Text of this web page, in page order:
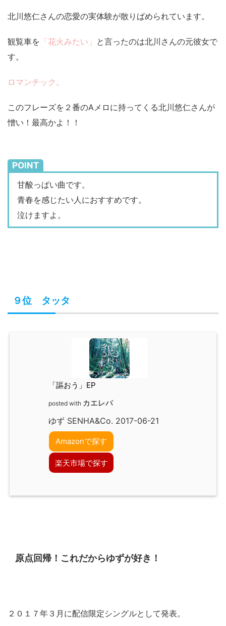
北川悠仁さんの恋愛の実体験が散りばめられています。
観覧車を 「花火みたい」 と言ったのは北川さんの元彼女で
す。
ロマンチック。
このフレーズを２番のAメロに持ってくる北川悠仁さんが
憎い！最高かよ！！
POINT
甘酸っぱい曲です。
青春を感じたい人におすすめです。
泣けますよ。
９位 タッタ
「謳おう」EP
posted with カエレバ
ゆず SENHA&Co. 2017-06-21
Amazonで探す
楽天市場で探す
原点回帰！これだからゆずが好き！
２０１７年３月に配信限定シングルとして発表。